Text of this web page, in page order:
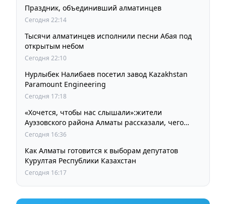
Праздник, объединивший алматинцев
Сегодня 22:14
Тысячи алматинцев исполнили песни Абая под
открытым небом
Сегодня 22:10
Нурлыбек Налибаев посетил завод Kazakhstan
Paramount Engineering
Сегодня 17:18
«Хочется, чтобы нас слышали»:жители
Ауэзовского района Алматы рассказали, чего
ждут от выборов депутатов Курултая
Сегодня 16:36
Как Алматы готовится к выборам депутатов
Курултая Республики Казахстан
Сегодня 16:17